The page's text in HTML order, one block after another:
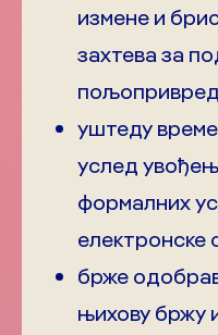
измене и
захтева за
уштеду
услед
формалних
електронске
брже
њихову бржу